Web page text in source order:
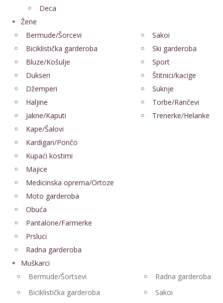
Deca
Žene
Bermude/Šorcevi
Biciklistička garderoba
Bluze/Košulje
Dukseri
Džemperi
Haljine
Jakne/Kaputi
Kape/Šalovi
Kardigan/Pončo
Kupaći kostimi
Majice
Medicinska oprema/Ortoze
Moto garderoba
Obuća
Pantalone/Farmerke
Prsluci
Radna garderoba
Sakoi
Ski garderoba
Sport
Štitnici/kacige
Suknje
Torbe/Rančevi
Trenerke/Helanke
Muškarci
Bermude/Šortsevi
Biciklistička garderoba
Radna garderoba
Sakoi